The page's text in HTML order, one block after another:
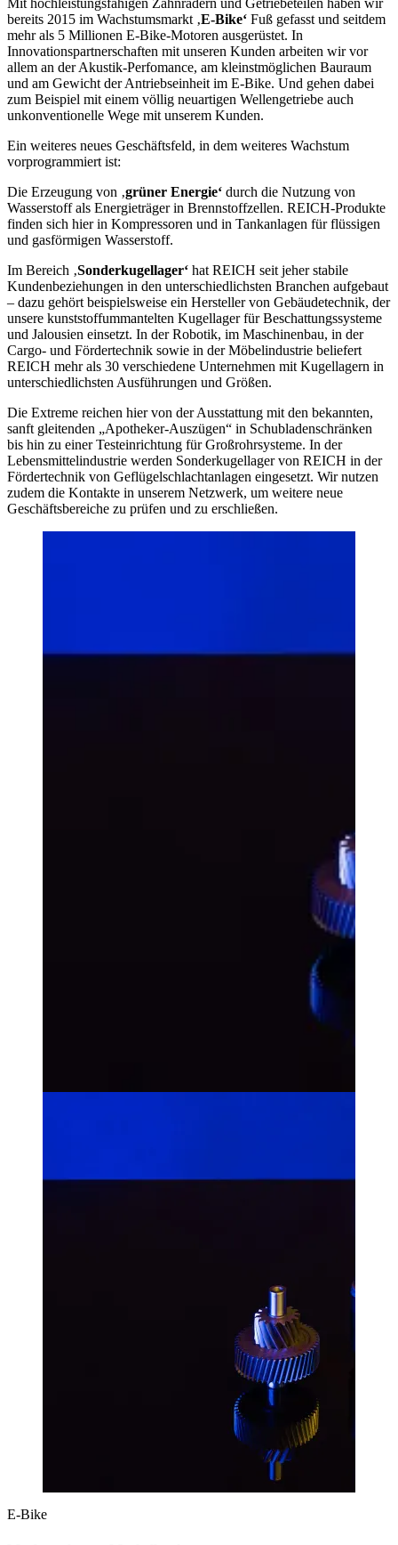
Mit hochleistungsfähigen Zahnrädern und Getriebeteilen haben wir
bereits 2015 im Wachstumsmarkt ‚E-Bike‘ Fuß gefasst und seitdem
mehr als 5 Millionen E-Bike-Motoren ausgerüstet. In
Innovationspartnerschaften mit unseren Kunden arbeiten wir vor
allem an der Akustik-Perfomance, am kleinstmöglichen Bauraum
und am Gewicht der Antriebseinheit im E-Bike. Und gehen dabei
zum Beispiel mit einem völlig neuartigen Wellengetriebe auch
unkonventionelle Wege mit unserem Kunden.
Ein weiteres neues Geschäftsfeld, in dem weiteres Wachstum
vorprogrammiert ist:
Die Erzeugung von ‚grüner Energie‘ durch die Nutzung von
Wasserstoff als Energieträger in Brennstoffzellen. REICH-Produkte
finden sich hier in Kompressoren und in Tankanlagen für flüssigen
und gasförmigen Wasserstoff.
Im Bereich ‚Sonderkugellager‘ hat REICH seit jeher stabile
Kundenbeziehungen in den unterschiedlichsten Branchen aufgebaut
– dazu gehört beispielsweise ein Hersteller von Gebäudetechnik, der
unsere kunststoffummantelten Kugellager für Beschattungssysteme
und Jalousien einsetzt. In der Robotik, im Maschinenbau, in der
Cargo- und Fördertechnik sowie in der Möbelindustrie beliefert
REICH mehr als 30 verschiedene Unternehmen mit Kugellagern in
unterschiedlichsten Ausführungen und Größen.
Die Extreme reichen hier von der Ausstattung mit den bekannten,
sanft gleitenden „Apotheker-Auszügen“ in Schubladenschränken
bis hin zu einer Testeinrichtung für Großrohrsysteme. In der
Lebensmittelindustrie werden Sonderkugellager von REICH in der
Fördertechnik von Geflügelschlachtanlagen eingesetzt. Wir nutzen
zudem die Kontakte in unserem Netzwerk, um weitere neue
Geschäftsbereiche zu prüfen und zu erschließen.
E-Bike